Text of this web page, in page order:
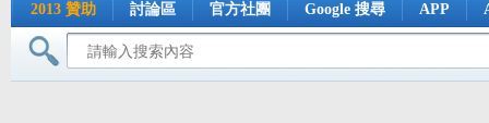
2013 贊助 討論區 官方社團 Google 搜尋 APP